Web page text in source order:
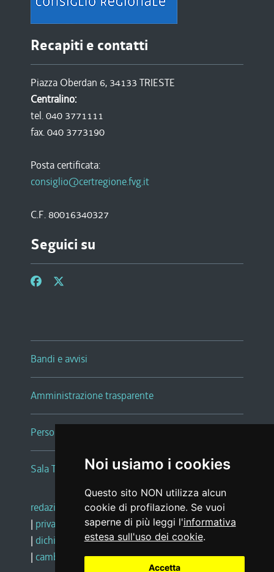
Noi usiamo i cookies
Questo sito NON utilizza alcun
cookie di profilazione. Se vuoi
saperne di più leggi l'informativa
estesa sull'uso dei cookie.
Accetta
Recapiti e contatti
Piazza Oberdan 6, 34133 TRIESTE
Centralino:
tel. 040 3771111
fax. 040 3773190
Posta certificata:
consiglio@certregione.fvg.it
C.F. 80016340327
Seguici su
Bandi e avvisi
Amministrazione trasparente
Persone e Uffici
Sala Tiziano Tessitori
redazione web |note legali |glossario
| privacy
social media policy
| dichiarazione di accessibilità |feedback
| cambio preferenze cookie